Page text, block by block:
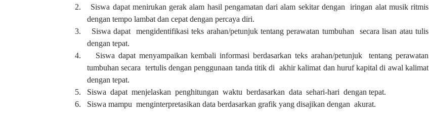
2.
Siswa dapat menirukan gerak alam hasil pengamatan dari alam sekitar dengan iringan alat musik ritmis
dengan tempo lambat dan cepat dengan percaya diri.
3.
Siswa dapat mengidentifikasi teks arahan/petunjuk tentang perawatan tumbuhan secara lisan atau tulis
dengan tepat.
4.
Siswa dapat menyampaikan kembali informasi berdasarkan teks arahan/petunjuk tentang perawatan
tumbuhan secara tertulis dengan penggunaan tanda titik di akhir kalimat dan huruf kapital di awal kalimat
dengan tepat.
5.
Siswa dapat menjelaskan penghitungan waktu berdasarkan data sehari-hari dengan tepat.
6.
Siswa mampu menginterpretasikan data berdasarkan grafik yang disajikan dengan akurat.